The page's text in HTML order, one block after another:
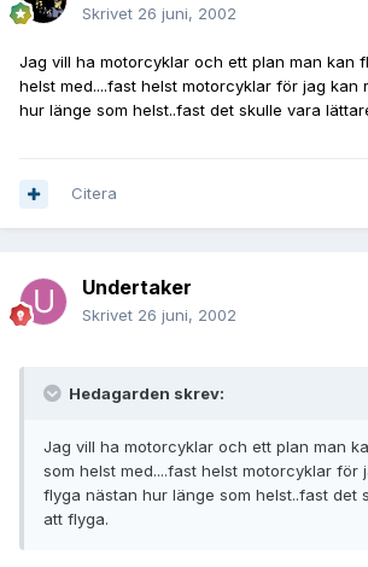
Skrivet 26 juni, 2002
Jag vill ha motorcyklar och ett plan man kan
helst med....fast helst motorcyklar för jag kan
hur länge som helst..fast det skulle vara
Citera
Undertaker
Skrivet 26 juni, 2002
Hedagarden skrev:
Jag vill ha motorcyklar och ett plan man
som helst med....fast helst motorcyklar för
flyga nästan hur länge som helst..fast det
att flyga.